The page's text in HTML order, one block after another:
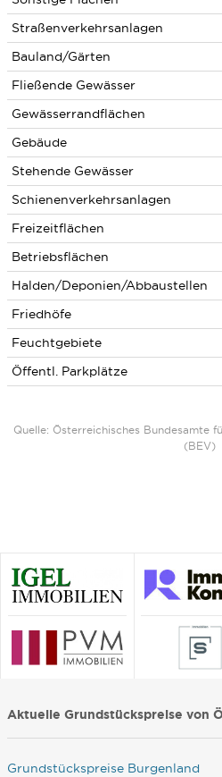
Straßenverkehrsanlagen
Bauland/Gärten
Fließende Gewässer
Gewässerrandflächen
Gebäude
Stehende Gewässer
Schienenverkehrsanlagen
Freizeitflächen
Betriebsflächen
Halden/Deponien/Abbaustellen
Friedhöfe
Feuchtgebiete
Öffentl. Parkplätze
Quelle: Österreichisches Bundesamte
(BEV)
Aktuelle Grundstückspreise von
Grundstückspreise Burgenland